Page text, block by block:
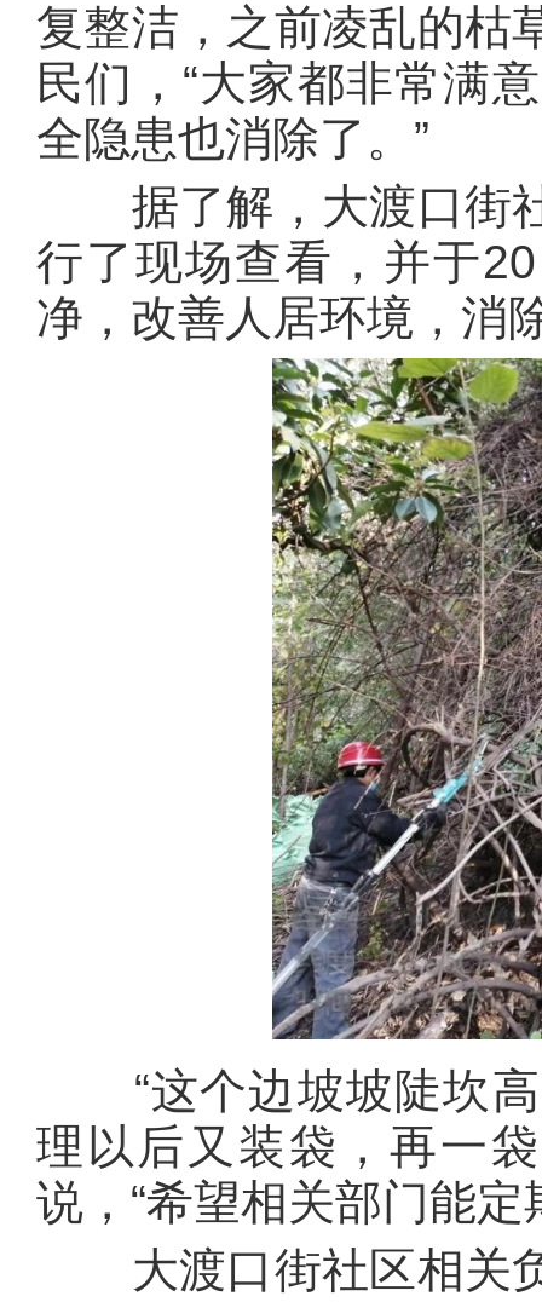
复整洁，之前凌乱的枯
民们，“大家都非常满
全隐患也消除了。”
据了解，大渡口街社
行了现场查看，并于
净，改善人居环境，消
“这个边坡坡陡坎高
理以后又装袋，再一
说，“希望相关部门能
大渡口街社区相关负